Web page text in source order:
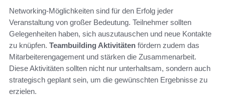
Networking-Möglichkeiten sind für den Erfolg jeder
Veranstaltung von großer Bedeutung. Teilnehmer sollten
Gelegenheiten haben, sich auszutauschen und neue Kontakte
zu knüpfen. Teambuilding Aktivitäten fördern zudem das
Mitarbeiterengagement und stärken die Zusammenarbeit.
Diese Aktivitäten sollten nicht nur unterhaltsam, sondern auch
strategisch geplant sein, um die gewünschten Ergebnisse zu
erzielen.